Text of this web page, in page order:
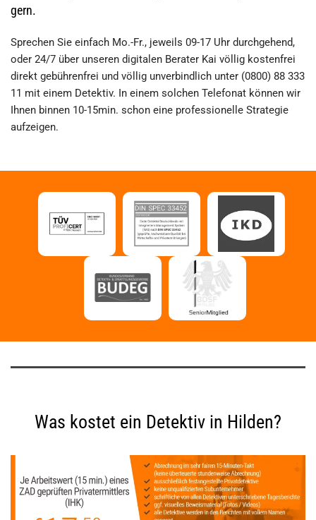
gern.
Sprechen Sie einfach Mo.-Fr., jeweils 09-17 Uhr durchgehend,
oder 24/7 über unseren digitalen Berater Kai völlig kostenfrei
direkt gebührenfrei und völlig unverbindlich unter (0800) 88 333
11 mit einem Detektiv. In einem solchen Telefonat können wir
Ihnen binnen 10-15min. schon eine professionelle Strategie
aufzeigen.
Was kostet ein Detektiv in Hilden?